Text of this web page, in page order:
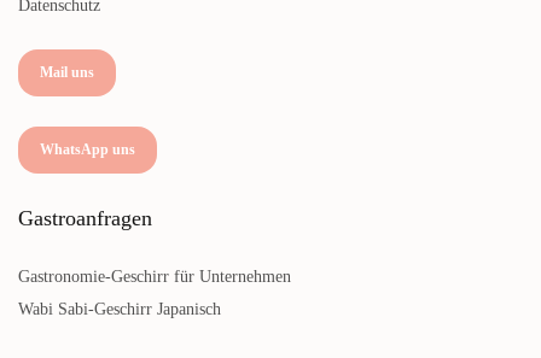
Datenschutz
Mail uns
WhatsApp uns
Gastroanfragen
Gastronomie-Geschirr für Unternehmen
Wabi Sabi-Geschirr Japanisch